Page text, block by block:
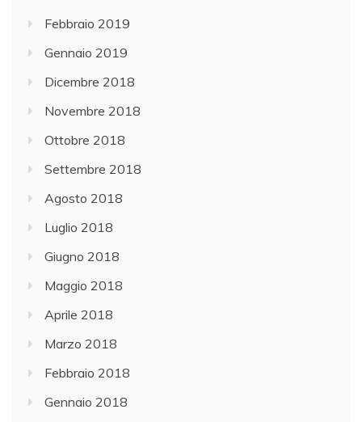
Febbraio 2019
Gennaio 2019
Dicembre 2018
Novembre 2018
Ottobre 2018
Settembre 2018
Agosto 2018
Luglio 2018
Giugno 2018
Maggio 2018
Aprile 2018
Marzo 2018
Febbraio 2018
Gennaio 2018